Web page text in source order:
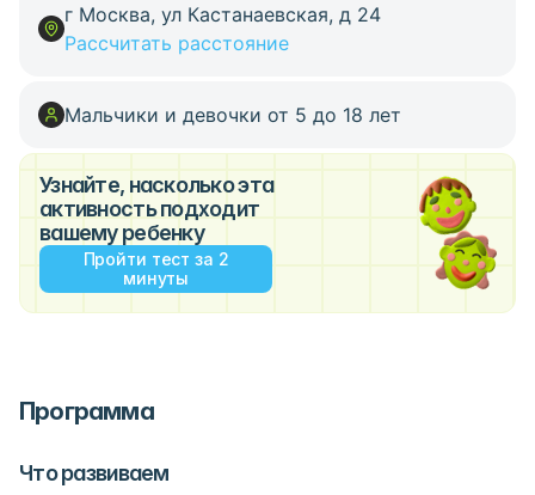
г Москва, ул Кастанаевская, д 24
Рассчитать расстояние
Мальчики и девочки от 5 до 18 лет
Узнайте, насколько эта
активность подходит
вашему ребенку
Пройти тест за 2
минуты
Программа
Что развиваем